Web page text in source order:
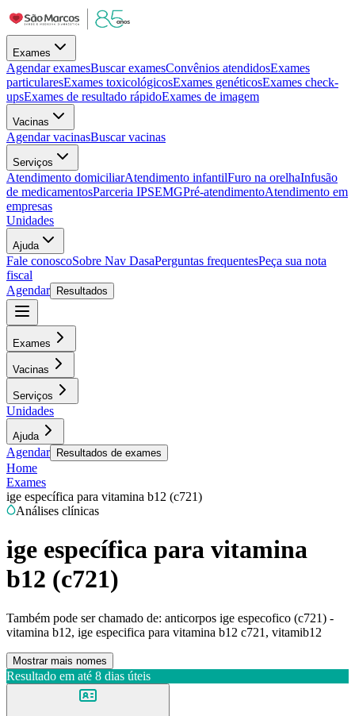
Exames
Agendar examesBuscar examesConvênios atendidosExames
particularesExames toxicológicosExames genéticosExames check-
upsExames de resultado rápidoExames de imagem
Vacinas
Agendar vacinasBuscar vacinas
Serviços
Atendimento domiciliarAtendimento infantilFuro na orelhaInfusão
de medicamentosParceria IPSEMGPré-atendimentoAtendimento em
empresas
Unidades
Ajuda
Fale conoscoSobre Nav DasaPerguntas frequentesPeça sua nota
fiscal
Agendar
Resultados
Exames
Vacinas
Serviços
Unidades
Ajuda
Agendar Resultados de exames
Home
Exames
ige específica para vitamina b12 (c721)
Análises clínicas
ige específica para vitamina
b12 (c721)
Também pode ser chamado de: anticorpos ige especofico (c721) -
vitamina b12, ige especifica para vitamina b12 c721, vitamib12
Mostrar mais nomes
Resultado em até 8 dias úteis